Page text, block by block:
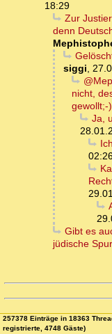
18:29
Zur
denn
siggi,
nicht,
gewollt;-)
Ja,
Gibt es
jüdische
257378 Einträge in 18363
registrierte, 4748 Gäste)